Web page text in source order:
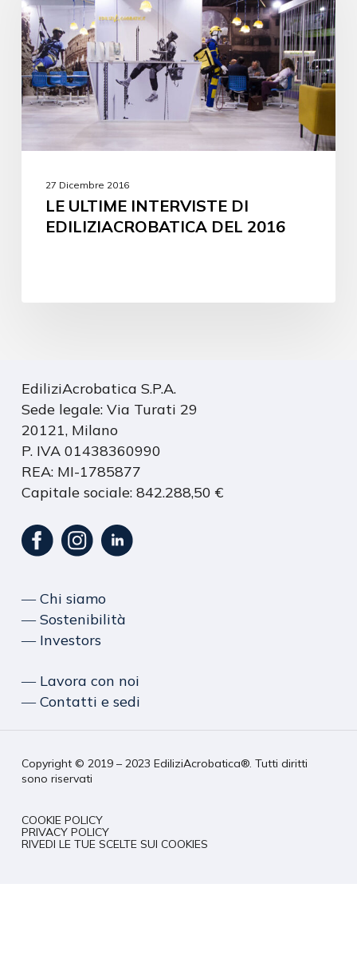
27 Dicembre 2016
LE ULTIME INTERVISTE DI
EDILIZIACROBATICA DEL 2016
EdiliziAcrobatica S.P.A.
Sede legale: Via Turati 29
20121, Milano
P. IVA 01438360990
REA: MI-1785877
Capitale sociale: 842.288,50 €
― Chi siamo
― Sostenibilità
― Investors
― Lavora con noi
― Contatti e sedi
Copyright © 2019 – 2023 EdiliziAcrobatica®. Tutti diritti
sono riservati
COOKIE POLICY
PRIVACY POLICY
RIVEDI LE TUE SCELTE SUI COOKIES